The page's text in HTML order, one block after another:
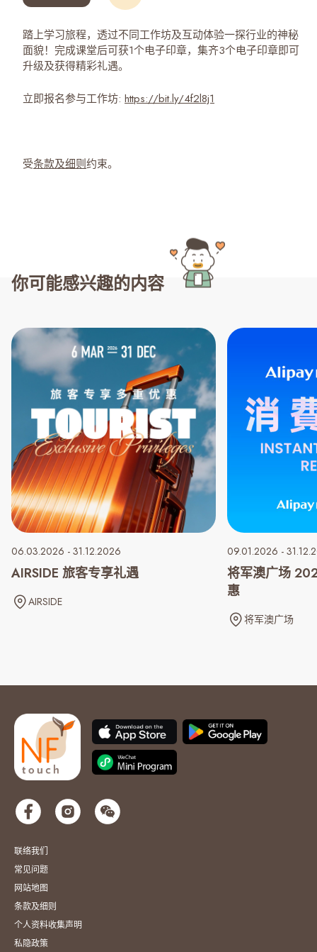
踏上学习旅程，透过不同工作坊及互动体验一探行业的神秘
面貌！完成课堂后可获1个电子印章，集齐3个电子印章即可
升级及获得精彩礼遇。
立即报名参与工作坊: https://bit.ly/4f2l8j1
受条款及细则约束。
你可能感兴趣的内容
06.03.2026 - 31.12.2026
AIRSIDE 旅客专享礼遇
AIRSIDE
09.01.2026 -
将军澳广场
惠
将军澳广场
联络我们
常见问题
网站地图
条款及细则
个人资料收集声明
私隐政策